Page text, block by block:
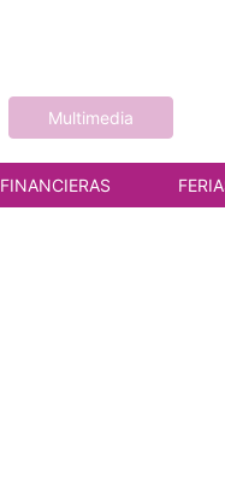
Multimedia
FINANCIERAS